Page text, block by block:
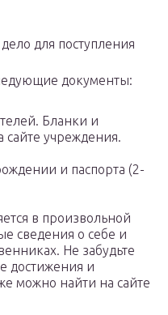
для поступления
документы:
Бланки и
учреждения.
и паспорта (2-
в произвольной
сведения о себе и
Не забудьте
достижения и
можно найти на сайте